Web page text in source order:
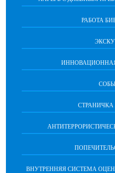
РАБОТА
ВНУТРЕННЯЯ СИСТЕМА